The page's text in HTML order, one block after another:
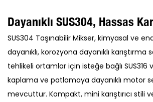
Dayanıklı SUS304, Hassas
SUS304 Taşınabilir Mikser, kimyasal ve
dayanıklı, korozyona dayanıklı karıştırma
tehlikeli ortamlar için isteğe bağlı SUS316
kaplama ve patlamaya dayanıklı motor
mevcuttur. Kompakt, mini karıştırıcı stili